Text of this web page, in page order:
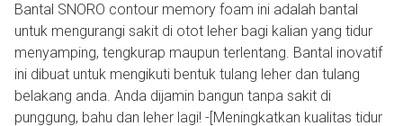
Bantal SNORO contour memory foam ini adalah bantal
untuk mengurangi sakit di otot leher bagi kalian yang tidur
menyamping, tengkurap maupun terlentang. Bantal inovatif
ini dibuat untuk mengikuti bentuk tulang leher dan tulang
belakang anda. Anda dijamin bangun tanpa sakit di
punggung, bahu dan leher lagi! -[Meningkatkan kualitas tidur